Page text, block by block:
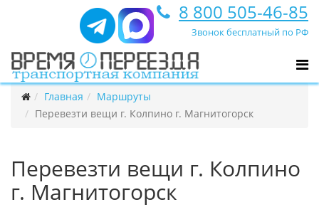
8 800 505-46-85
Звонок бесплатный по РФ
Главная
Маршруты
Перевезти вещи г. Колпино г. Магнитогорск
Перевезти вещи г. Колпино
г. Магнитогорск